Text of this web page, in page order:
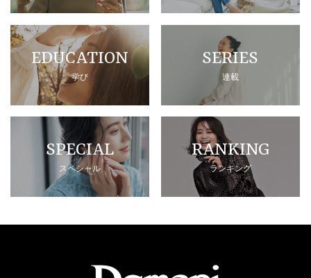
EDUCATION
学び
SERIES
連載
SPECIAL
スペシャル
RANKING
ランキング